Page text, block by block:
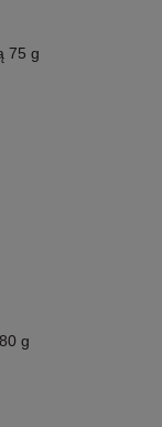
75 g
g